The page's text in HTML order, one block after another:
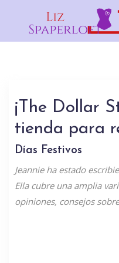
¡The Dollar
tienda para
Días Festivos
Jeannie ha estado
Ella cubre una amplia
opiniones, consejos